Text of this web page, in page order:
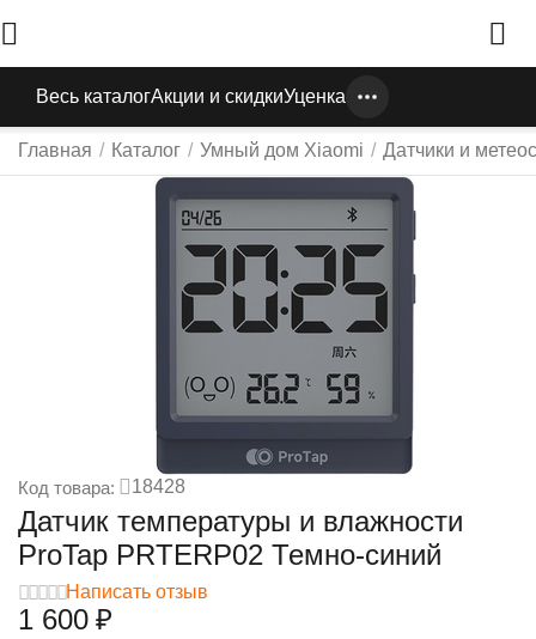
Весь каталогАкции и скидкиУценка
Главная / Каталог / Умный дом Xiaomi / Датчики и
Код товара: 18428
Датчик температуры и влажности
ProTap PRTERP02 Темно-синий
Написать отзыв
1 600 ₽